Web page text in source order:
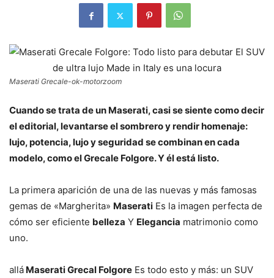
Maserati Grecale-ok-motorzoom
Cuando se trata de un Maserati, casi se siente como decir
el editorial, levantarse el sombrero y rendir homenaje:
lujo, potencia, lujo y seguridad se combinan en cada
modelo, como el Grecale Folgore. Y él está listo.
La primera aparición de una de las nuevas y más famosas
gemas de «Margherita» Maserati Es la imagen perfecta de
cómo ser eficiente belleza Y Elegancia matrimonio como
uno.
allá Maserati Grecal Folgore Es todo esto y más: un SUV